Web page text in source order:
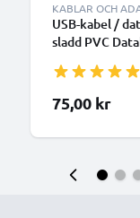
KABLAR OCH
USB-kabel /
sladd PVC
75,00 kr